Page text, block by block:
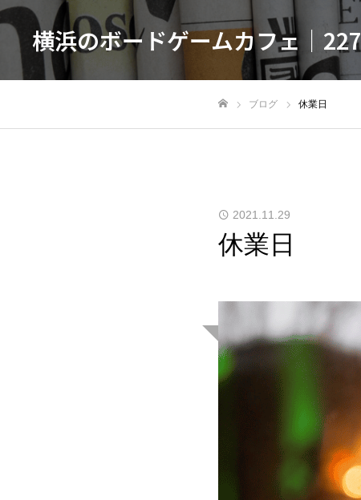
横浜のボードゲームカフェ｜227
ブログ 休業日
2021.11.29
休業日